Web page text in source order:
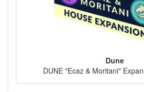
Dune
DUNE "Ecaz & Moritani"